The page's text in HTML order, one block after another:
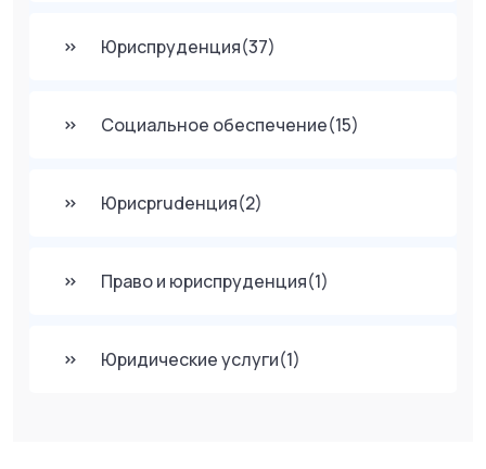
Юриспруденция(37)
Социальное обеспечение(15)
Юрисprudенция(2)
Право и юриспруденция(1)
Юридические услуги(1)